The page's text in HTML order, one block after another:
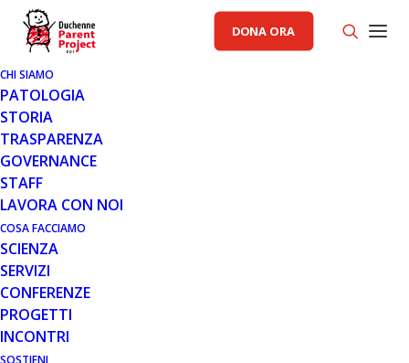
DONA ORA
CHI SIAMO
PATOLOGIA
STORIA
TRASPARENZA
GOVERNANCE
STAFF
LAVORA CON NOI
COSA FACCIAMO
SCIENZA
SERVIZI
CONFERENZE
PROGETTI
INCONTRI
SOSTIENI
AREA SCIENZA PP
10 NOV 2017
WAVE LIFE SCIENCES INIZIA LA
SPERIMENTAZIONE CLINICA PER
IL PRINCIPALE PROGRAMMA
NELLA DISTROFIA MUSCOLARE
DI DUCHENNE (DMD)